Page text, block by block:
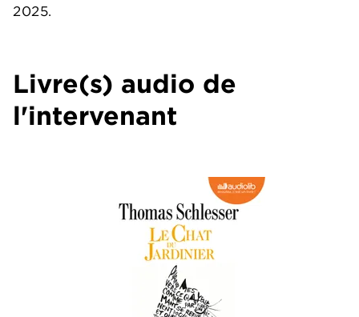
2025.
Livre(s) audio de
l'intervenant